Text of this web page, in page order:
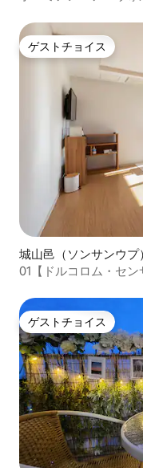
ゲストチョイス
ゲストチョイス
城山邑（ソンサンウプ
ト
01【ドルコロム・セ
ゲストチョイス
ゲストチョイス